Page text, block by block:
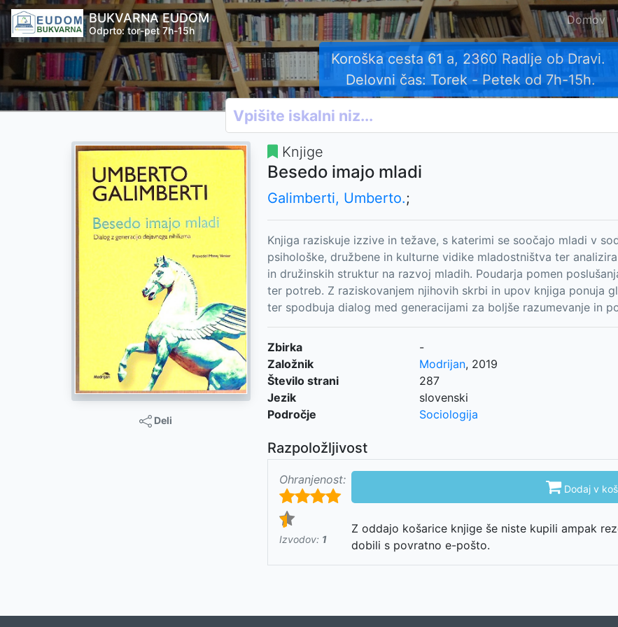
BUKVARNA EUDOM
Odprto: tor-pet 7h-15h
Domov
Koroška cesta 61 a, 2360 Radlje ob Dravi.
Delovni čas: Torek - Petek od 7h-15h.
Deli
Knjige
Besedo imajo mladi
Galimberti, Umberto.;
Knjiga raziskuje izzive in težave, s katerimi se soočajo mladi v
psihološke, družbene in kulturne vidike mladostništva ter
in družinskih struktur na razvoj mladih. Poudarja pomen
ter potreb. Z raziskovanjem njihovih skrbi in upov knjiga ponuja
ter spodbuja dialog med generacijami za boljše razumevanje in
Zbirka
-
Založnik
Modrijan, 2019
Število strani
287
Jezik
slovenski
Področje
Sociologija
Razpoložljivost
Ohranjenost:
Izvodov: 1
 Dodaj v
Z oddajo košarice knjige še niste kupili ampak
dobili s povratno e-pošto.